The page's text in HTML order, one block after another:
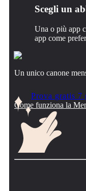
Scegli un
Una o più app
app come
Un unico canone
Prova gratis 7
Come funziona la